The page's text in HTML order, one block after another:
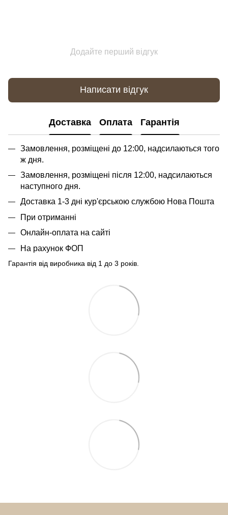
Додайте перший відгук
Написати відгук
Доставка Оплата Гарантія
Замовлення, розміщені до 12:00, надсилаються того
ж дня.
Замовлення, розміщені після 12:00, надсилаються
наступного дня.
Доставка 1-3 дні кур'єрською службою Нова Пошта
При отриманні
Онлайн-оплата на сайті
На рахунок ФОП
Гарантія від виробника від 1 до 3 років.